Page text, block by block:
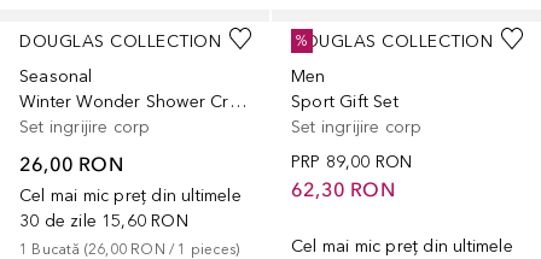
DOUGLAS COLLECTION
Seasonal
Winter Wonder Shower Cracker
Set ingrijire corp
26,00 RON
Cel mai mic preț din ultimele
30 de zile 15,60 RON
1 Bucată (26,00 RON / 1 pieces)
DOUGLAS COLLECTION
Men
Sport Gift Set
Set ingrijire corp
PRP 89,00 RON
62,30 RON
Cel mai mic preț din ultimele
%